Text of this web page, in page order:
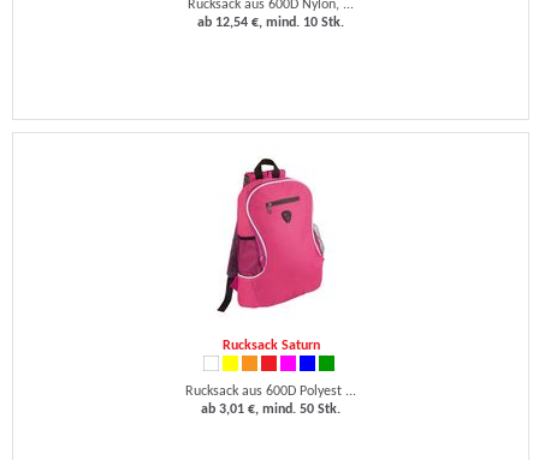
Rucksack aus 600D Nylon, ...
ab 12,54 €, mind. 10 Stk.
Rucksack Saturn
Rucksack aus 600D Polyest ...
ab 3,01 €, mind. 50 Stk.